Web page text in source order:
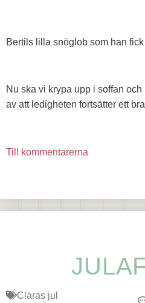
Bertils lilla snöglob som han
Nu ska vi krypa upp i soffan
av att ledigheten fortsätter ett
Till kommentarerna
Claras jul